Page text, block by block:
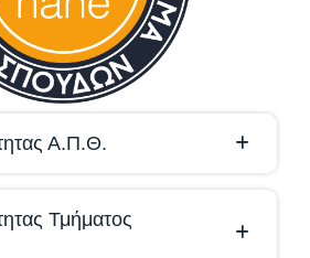
Α.Π.Θ.
Τμήματος